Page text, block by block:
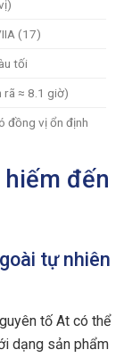
(17)
tối
rã ≈ 8.1 giờ)
đồng vị ổn định
đến
tự nhiên
tố At có thể
dạng sản phẩm